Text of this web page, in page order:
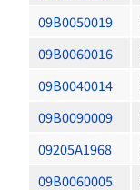
09B0050019
09B0060016
09B0040014
09B0090009
09205A1968
09B0060005